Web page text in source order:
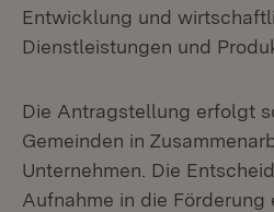
Entwicklung und
Dienstleistungen und
Die Antragstellung erfolgt
Gemeinden in
Unternehmen. Die
Aufnahme in die